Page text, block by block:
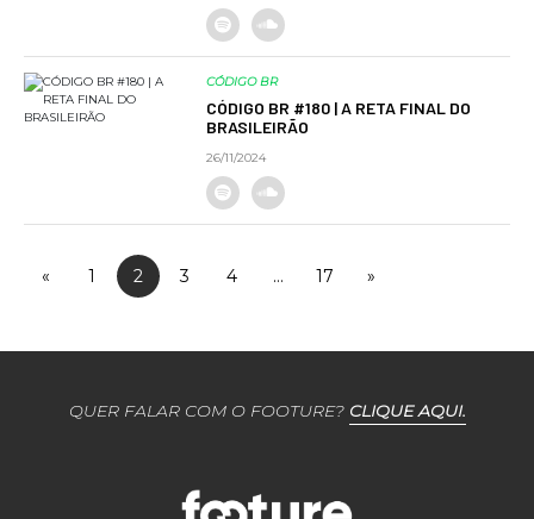
CÓDIGO BR
CÓDIGO BR #180 | A RETA FINAL DO
BRASILEIRÃO
26/11/2024
« 1 2 3 4 … 17 »
QUER FALAR COM O FOOTURE? CLIQUE AQUI.